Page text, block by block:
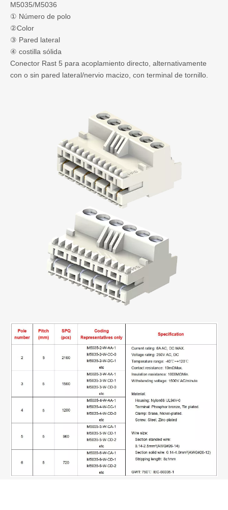
M5035/M5036
① Número de polo
②Color
③ Pared lateral
④ costilla sólida
Conector Rast 5 para acoplamiento directo, alternativamente
con o sin pared lateral/nervio macizo, con terminal de tornillo.